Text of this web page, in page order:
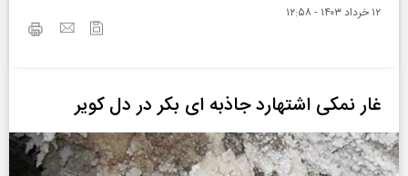
۱۲ خرداد ۱۴۰۳ - ۱۲:۵۸
غار نمکی اشتهارد جاذبه ای بکر در دل کویر